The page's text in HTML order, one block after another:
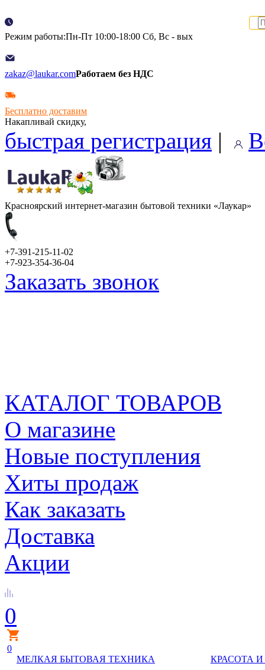
Режим работы:Пн-Пт 10:00-18:00 Сб, Вс - вых
zakaz@laukar.comРаботаем без НДС
Бесплатно доставим
Накапливай скидку,
быстрая регистрация |
Красноярский интернет-магазин бытовой техники «Лаукар»
+7-391-215-11-02
+7-923-354-36-04
Заказать звонок
КАТАЛОГ ТОВАРОВ
О магазине
Новые поступления
Хиты продаж
Как заказать
Доставка
Акции
0
0
МЕЛКАЯ БЫТОВАЯ ТЕХНИКА
КРАСОТА И